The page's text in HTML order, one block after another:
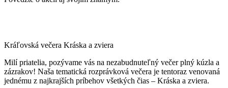
Kráľovská večera Kráska a zviera
Milí priatelia, pozývame vás na nezabudnuteľný večer plný kúzla a
zázrakov! Naša tematická rozprávková večera je tentoraz venovaná
jednému z najkrajších príbehov všetkých čias – Kráska a zviera.